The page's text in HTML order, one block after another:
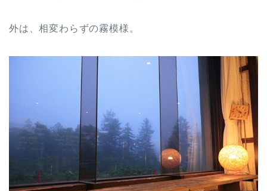
外は、相変わらずの霧模様。